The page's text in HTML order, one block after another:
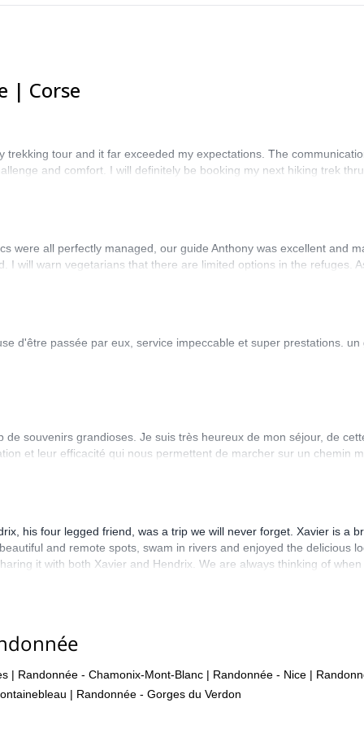
| Corse
tour and it far exceeded my expectations. The
and comfort. I will definitely be booking my next hiking trek thru
were all perfectly managed, our guide Anthony was excellent and
will warn vegetarians that there are limited options in the refuges.
d'être passée par eux, service impeccable et super prestations.
souvenirs grandioses. Je suis très heureux de mon séjour, de
et leur efficacité qui nous permettent de marcher sur un chemin
his four legged friend, was a trip we will never forget. Xavier is a
and remote spots, swam in rivers and enjoyed the delicious
it with both Xavier and Hendrix. We are always thinking of
| Randonnée - Chamonix-Mont-Blanc | Randonnée - Nice |
| Randonnée - Gorges du Verdon